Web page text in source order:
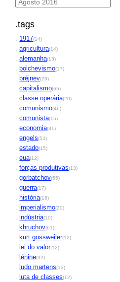
.tags
1917(14)
.agricultura(14)
.alemanha(13)
.bolchevismo(17)
.bréjnev(29)
.capitalismo(65)
.classe operária(20)
.comunismo(46)
.comunista(15)
.economia(31)
.engels(54)
.estado(15)
.eua(12)
.forças produtivas(13)
.gorbatchov(55)
.guerra(17)
.história(18)
.imperialismo(20)
.indústria(10)
.khruchov(61)
.kurt gossweiler(12)
.lei do valor(12)
.lénine(92)
.ludo martens(13)
.luta de classes(12)